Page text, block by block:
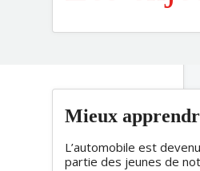
Mieux
L’automobile est
partie des jeunes de